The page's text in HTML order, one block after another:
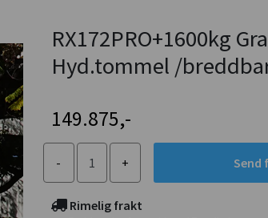
RX172PRO+1600kg
Hyd.tommel /
149.875,-
Send
Rimelig frakt